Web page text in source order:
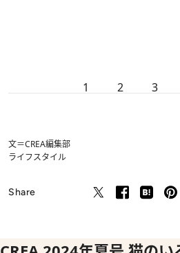
1 2 3
文＝CREA編集部
ライフスタイル
Share